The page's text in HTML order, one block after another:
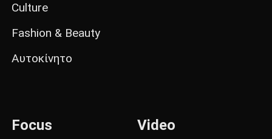
Culture
Fashion & Beauty
Αυτοκίνητο
Focus Video